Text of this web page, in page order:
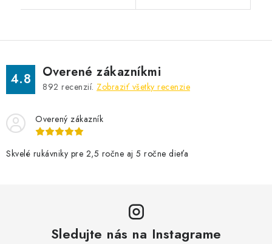
4.8 Overené zákazníkmi
892 recenzií. Zobraziť všetky recenzie
Overený zákazník
Skvelé rukávniky pre 2,5 ročne aj 5 ročne dieťa
Sledujte nás na Instagrame